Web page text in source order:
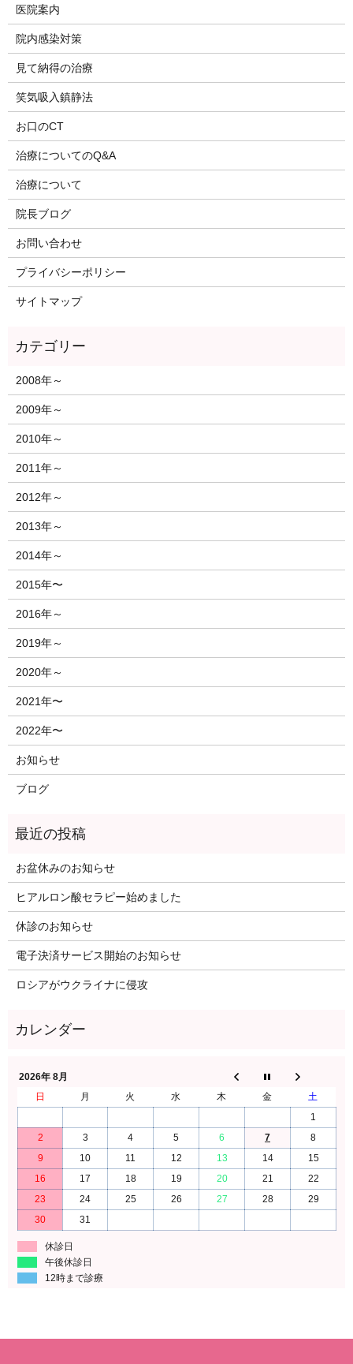
医院案内
院内感染対策
見て納得の治療
笑気吸入鎮静法
お口のCT
治療についてのQ&A
治療について
院長ブログ
お問い合わせ
プライバシーポリシー
サイトマップ
2008年～
2009年～
2010年～
2011年～
2012年～
2013年～
2014年～
2015年〜
2016年～
2019年～
2020年～
2021年〜
2022年〜
お知らせ
ブログ
お盆休みのお知らせ
ヒアルロン酸セラピー始めました
休診のお知らせ
電子決済サービス開始のお知らせ
ロシアがウクライナに侵攻
2026年 8月
日
月 火 水 木 金
土
1
2
3 4 5 6 7
8
9
10 11 12 13 14
15
16
17 18 19 20 21
22
23
24 25 26 27 28
29
30
31
休診日
午後休診日
12時まで診療